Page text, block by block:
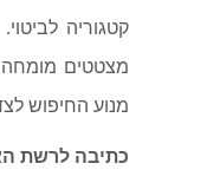
קטגוריה
מצטטים מומחה
מנוע החיפוש
כתיבה לרשת